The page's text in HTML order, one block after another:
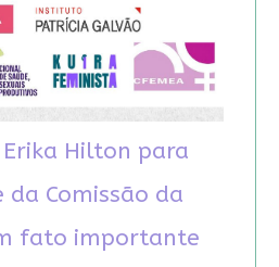
Hilton para
da Comissão da
fato importante